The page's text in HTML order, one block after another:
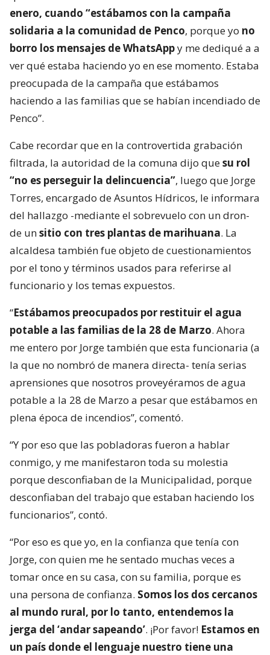
enero, cuando “estábamos con la campaña
solidaria a la comunidad de Penco, porque yo no
borro los mensajes de WhatsAppy me dediqué a a
ver qué estaba haciendo yo en ese momento. Estaba
preocupada de la campaña que estábamos
haciendo a las familias que se habían incendiado de
Penco”.
Cabe recordar que en la controvertida grabación
filtrada, la autoridad de la comuna dijo quesu rol
“no es perseguir la delincuencia”, luego que Jorge
Torres, encargado de Asuntos Hídricos, le informara
del hallazgo -mediante el sobrevuelo con un dron-
de unsitio con tres plantas de marihuana. La
alcaldesa también fue objeto de cuestionamientos
por el tono y términos usados para referirse al
funcionario y los temas expuestos.
“Estábamos preocupados por restituir el agua
potable a las familias de la 28 de Marzo. Ahora
me entero por Jorge también que esta funcionaria (a
la que no nombró de manera directa- tenía serias
aprensiones que nosotros proveyéramos de agua
potable a la 28 de Marzo a pesar que estábamos en
plena época de incendios”, comentó.
“Y por eso que las pobladoras fueron a hablar
conmigo, y me manifestaron toda su molestia
porque desconfiaban de la Municipalidad, porque
desconfiaban del trabajo que estaban haciendo los
funcionarios”, contó.
“Por eso es que yo, en la confianza que tenía con
Jorge, con quien me he sentado muchas veces a
tomar once en su casa, con su familia, porque es
una persona de confianza. Somos los dos cercanos
al mundo rural, por lo tanto, entendemos la
jerga del ‘andar sapeando’. ¡Por favor! Estamos en
un país donde el lenguaje nuestro tiene una